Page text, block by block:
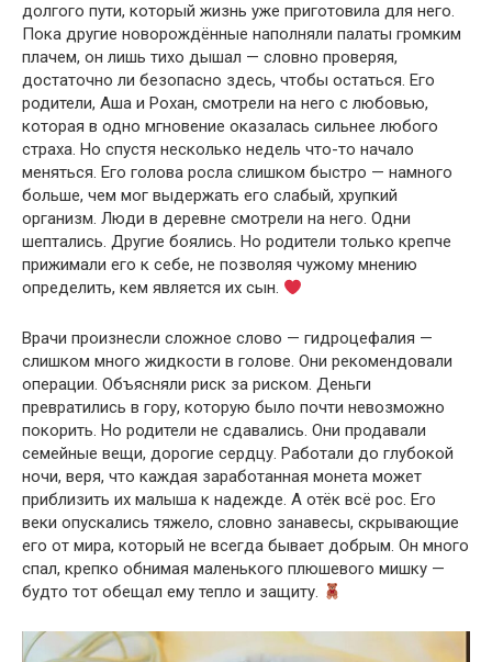
долгого пути, который жизнь уже приготовила для него.
Пока другие новорождённые наполняли палаты громким
плачем, он лишь тихо дышал — словно проверяя,
достаточно ли безопасно здесь, чтобы остаться. Его
родители, Аша и Рохан, смотрели на него с любовью,
которая в одно мгновение оказалась сильнее любого
страха. Но спустя несколько недель что-то начало
меняться. Его голова росла слишком быстро — намного
больше, чем мог выдержать его слабый, хрупкий
организм. Люди в деревне смотрели на него. Одни
шептались. Другие боялись. Но родители только крепче
прижимали его к себе, не позволяя чужому мнению
определить, кем является их сын.
Врачи произнесли сложное слово — гидроцефалия —
слишком много жидкости в голове. Они рекомендовали
операции. Объясняли риск за риском. Деньги
превратились в гору, которую было почти невозможно
покорить. Но родители не сдавались. Они продавали
семейные вещи, дорогие сердцу. Работали до глубокой
ночи, веря, что каждая заработанная монета может
приблизить их малыша к надежде. А отёк всё рос. Его
веки опускались тяжело, словно занавесы, скрывающие
его от мира, который не всегда бывает добрым. Он много
спал, крепко обнимая маленького плюшевого мишку —
будто тот обещал ему тепло и защиту.